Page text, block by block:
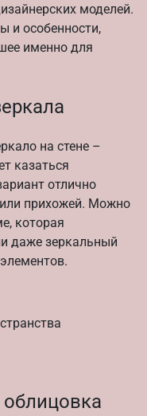
моделей.
и особенности,
именно для
на стене –
казаться
отлично
или прихожей. Можно
которая
даже зеркальный